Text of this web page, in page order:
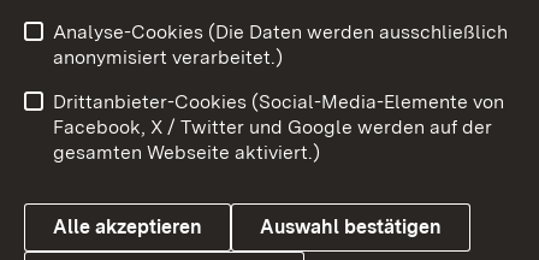
Benutzungshinweise
Barrierefreiheit
Datenschutz
Cookies
Analyse-Cookies (Die Daten werden ausschließlich
anonymisiert verarbeitet.)
Drittanbieter-Cookies (Social-Media-Elemente von
Facebook, X / Twitter und Google werden auf der
gesamten Webseite aktiviert.)
Alle akzeptieren Auswahl bestätigen